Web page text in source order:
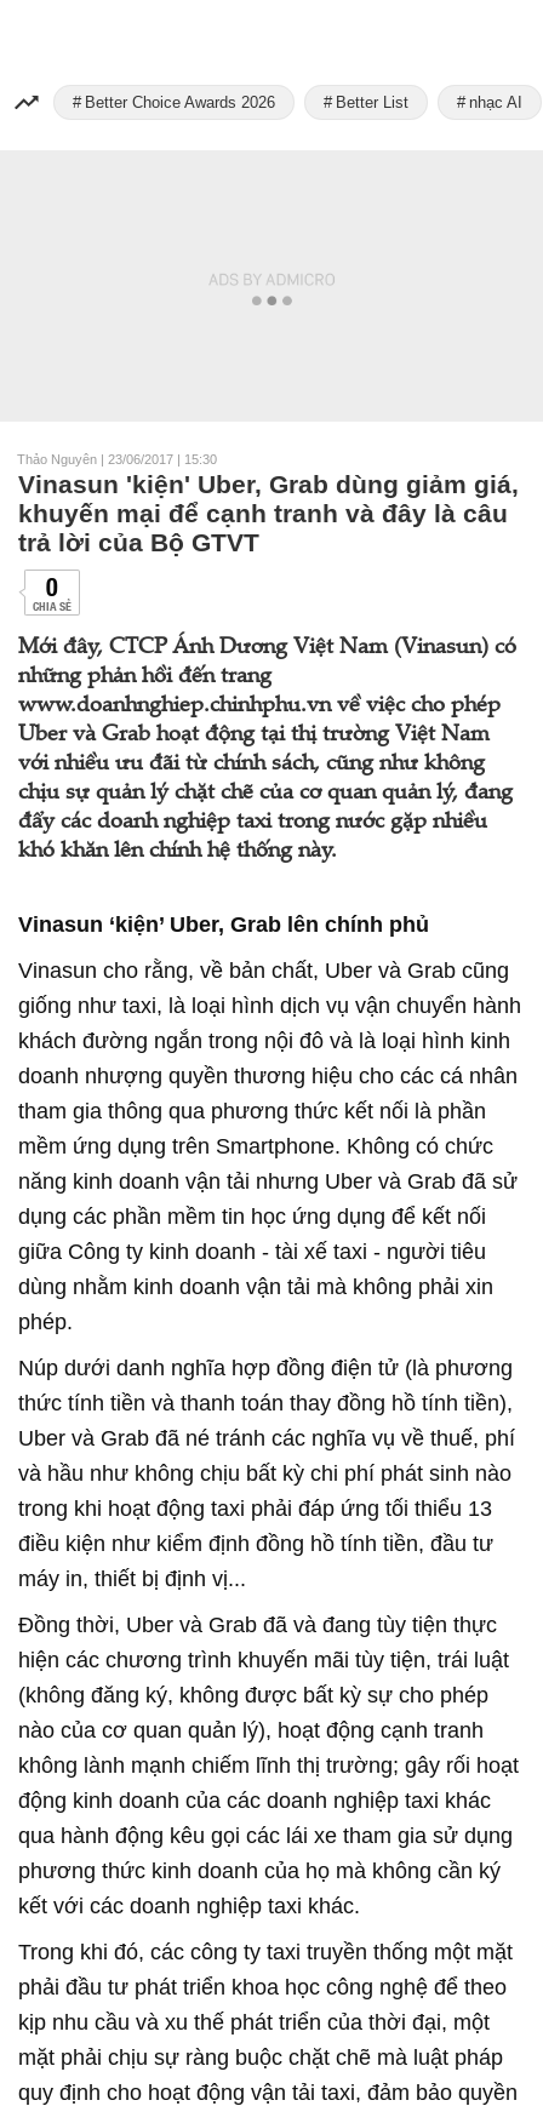
Better Choice Awards 2026 Better List nhạc AI
Thảo Nguyên | 23/06/2017 | 15:30
Vinasun 'kiện' Uber, Grab dùng giảm giá,
khuyến mại để cạnh tranh và đây là câu
trả lời của Bộ GTVT
0
CHIA SẺ
Mới đây, CTCP Ánh Dương Việt Nam (Vinasun) có
những phản hồi đến trang
www.doanhnghiep.chinhphu.vn về việc cho phép
Uber và Grab hoạt động tại thị trường Việt Nam
với nhiều ưu đãi từ chính sách, cũng như không
chịu sự quản lý chặt chẽ của cơ quan quản lý, đang
đẩy các doanh nghiệp taxi trong nước gặp nhiều
khó khăn lên chính hệ thống này.
Vinasun ‘kiện’ Ub er, Grab lên chính phủ
Vinasun cho rằng, về bản chất, Uber và Grab cũng
giống như taxi, là loại hình dịch vụ vận chuyển hành
khách đường ngắn trong nội đô và là loại hình kinh
doanh nhượng quyền thương hiệu cho các cá nhân
tham gia thông qua phương thức kết nối là phần
mềm ứng dụng trên Smartphone. Không có chức
năng kinh doanh vận tải nhưng Uber và Grab đã sử
dụng các phần mềm tin học ứng dụng để kết nối
giữa Công ty kinh doanh - tài xế taxi - người tiêu
dùng nhằm kinh doanh vận tải mà không phải xin
phép.
Núp dưới danh nghĩa hợp đồng điện tử (là phương
thức tính tiền và thanh toán thay đồng hồ tính tiền),
Uber và Grab đã né tránh các nghĩa vụ về thuế, phí
và hầu như không chịu bất kỳ chi phí phát sinh nào
trong khi hoạt động taxi phải đáp ứng tối thiểu 13
điều kiện như kiểm định đồng hồ tính tiền, đầu tư
máy in, thiết bị định vị...
Đồng thời, Uber và Grab đã và đang tùy tiện thực
hiện các chương trình khuyến mãi tùy tiện, trái luật
(không đăng ký, không được bất kỳ sự cho phép
nào của cơ quan quản lý), hoạt động cạnh tranh
không lành mạnh chiếm lĩnh thị trường; gây rối hoạt
động kinh doanh của các doanh nghiệp taxi khác
qua hành động kêu gọi các lái xe tham gia sử dụng
phương thức kinh doanh của họ mà không cần ký
kết với các doanh nghiệp taxi khác.
Trong khi đó, các công ty taxi truyền thống một mặt
phải đầu tư phát triển khoa học công nghệ để theo
kịp nhu cầu và xu thế phát triển của thời đại, một
mặt phải chịu sự ràng buộc chặt chẽ mà luật pháp
quy định cho hoạt động vận tải taxi, đảm bảo quyền